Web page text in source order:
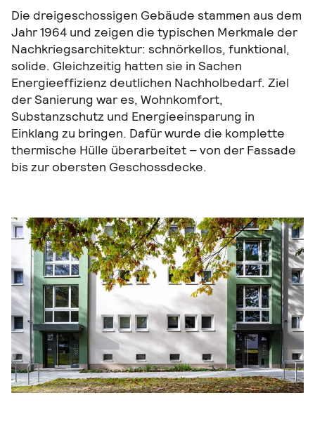
Die dreigeschossigen Gebäude stammen aus dem
Jahr 1964 und zeigen die typischen Merkmale der
Nachkriegsarchitektur: schnörkellos, funktional,
solide. Gleichzeitig hatten sie in Sachen
Energieeffizienz deutlichen Nachholbedarf. Ziel
der Sanierung war es, Wohnkomfort,
Substanzschutz und Energieeinsparung in
Einklang zu bringen. Dafür wurde die komplette
thermische Hülle überarbeitet – von der Fassade
bis zur obersten Geschossdecke.